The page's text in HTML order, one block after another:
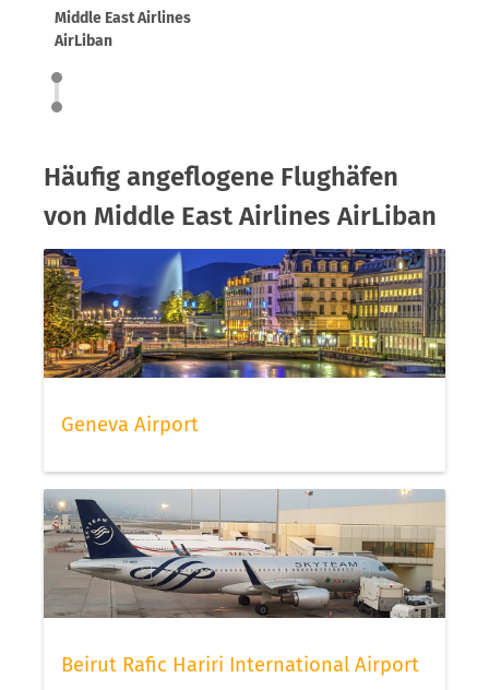
Middle East Airlines
AirLiban
Häufig angeflogene Flughäfen
von Middle East Airlines AirLiban
Geneva Airport
Beirut Rafic Hariri International Airport